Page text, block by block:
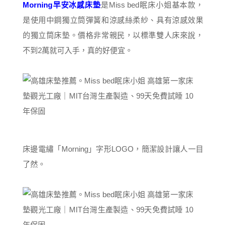
Morning早安冰感床墊是Miss bed眠床小姐基本款，
是使用中鋼獨立筒彈簧和涼感絲柔紗、具有涼感效果
的獨立筒床墊。價格非常親民，以標準雙人床來說，
不到2萬就可入手，真的好便宜。
床邊電繡「Morning」字形LOGO，簡潔設計讓人一目
了然。